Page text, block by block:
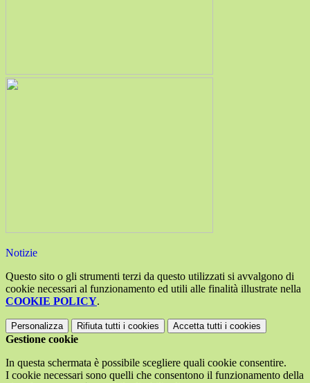
Notizie
Questo sito o gli strumenti terzi da questo utilizzati si avvalgono di
cookie necessari al funzionamento ed utili alle finalità illustrate nella
COOKIE POLICY.
Personalizza Rifiuta tutti i cookies Accetta tutti i cookies
Gestione cookie
In questa schermata è possibile scegliere quali cookie consentire.
I cookie necessari sono quelli che consentono il funzionamento della